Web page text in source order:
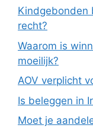
Kindgebonden
recht?
Waarom is
moeilijk?
AOV verplicht
Is beleggen in
Moet je